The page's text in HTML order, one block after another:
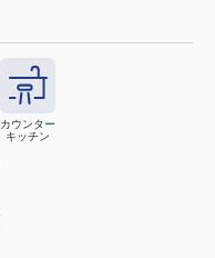
カウンター
キッチン